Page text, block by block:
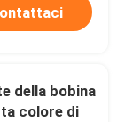
della bobina
colore di